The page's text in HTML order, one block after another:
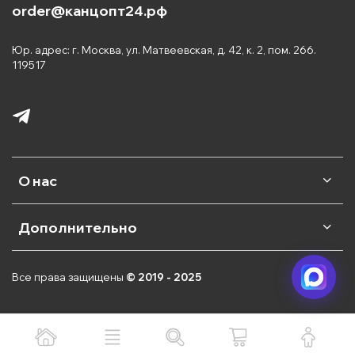
О нас
Дополнительно
order@канцопт24.рф
Юр. адрес: г. Москва, ул. Матвеевская, д. 42, к. 2, пом. 266.
119517
Все права защищены © 2019 - 2025